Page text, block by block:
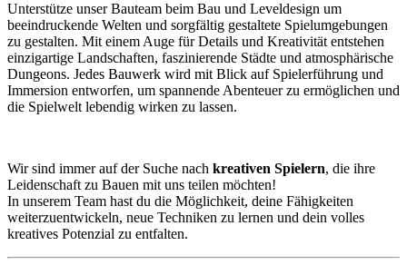
Unterstütze unser Bauteam beim Bau und Leveldesign um
beeindruckende Welten und sorgfältig gestaltete Spielumgebungen
zu gestalten. Mit einem Auge für Details und Kreativität entstehen
einzigartige Landschaften, faszinierende Städte und atmosphärische
Dungeons. Jedes Bauwerk wird mit Blick auf Spielerführung und
Immersion entworfen, um spannende Abenteuer zu ermöglichen und
die Spielwelt lebendig wirken zu lassen.
Wir sind immer auf der Suche nach kreativen Spielern, die ihre
Leidenschaft zu Bauen mit uns teilen möchten!
In unserem Team hast du die Möglichkeit, deine Fähigkeiten
weiterzuentwickeln, neue Techniken zu lernen und dein volles
kreatives Potenzial zu entfalten.